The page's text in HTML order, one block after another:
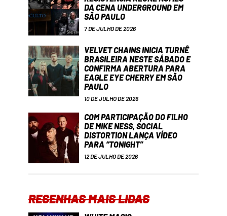
DA CENA UNDERGROUND EM
SÃO PAULO
7 DE JULHO DE 2026
VELVET CHAINS INICIA TURNÊ
BRASILEIRA NESTE SÁBADO E
CONFIRMA ABERTURA PARA
EAGLE EYE CHERRY EM SÃO
PAULO
10 DE JULHO DE 2026
COM PARTICIPAÇÃO DO FILHO
DE MIKE NESS, SOCIAL
DISTORTION LANÇA VÍDEO
PARA “TONIGHT”
12 DE JULHO DE 2026
RESENHAS MAIS LIDAS